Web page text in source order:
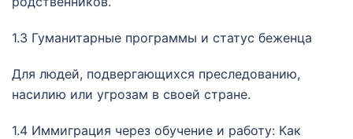
1.3 Гуманитарные программы и статус беженца
Для людей, подвергающихся преследованию,
насилию или угрозам в своей стране.
1.4 Иммиграция через обучение и работу: Как